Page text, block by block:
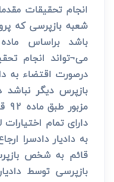
انجام تحقیقات
شعبه بازپرسی که
می¬تواند انجام
درصورت اقتضاء به
دارای تمام
به دادیار دادسرا
قائم به شخص
بازپرسی توسط